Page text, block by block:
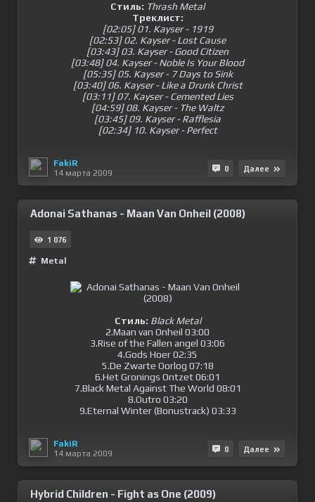
Стиль: Thrash Metal
Треклист:
[02:05] 01. Kayser - 1919
[02:53] 02. Kayser - Lost Cause
[03:43] 03. Kayser - Good Citizen
[03:48] 04. Kayser - Noble Is Your Blood
[05:35] 05. Kayser - 7 Days to Sink
[03:40] 06. Kayser - Like a Drunk Christ
[03:11] 07. Kayser - Cemented Lies
[04:59] 08. Kayser - The Waltz
[03:45] 09. Kayser - Rafflesia
[02:34] 10. Kayser - Perfect
FakiR
14 марта 2009
0 Далее
Adonai Sathanas - Maan Van Onheil (2008)
1 076
Metal
Стиль: Black Metal
2.Maan van Onheil 03:00
3.Rise of the Fallen angel 03:06
4.Gods Hoer 02:35
5.De Zwarte Oorlog 07:18
6.Het Gronings Ontzet 06:01
7.Black Metal Against The World 08:01
8.Outro 03:20
9.Eternal Winter (Bonustrack) 03:33
FakiR
14 марта 2009
0 Далее
Hybrid Children - Fight as One (2009)